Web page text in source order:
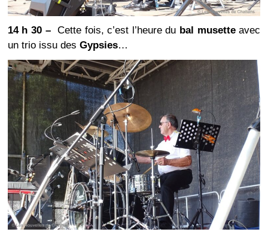
14 h 30 –Cette fois, c’est l’heure du bal musetteavec
un trio issu des Gypsies…